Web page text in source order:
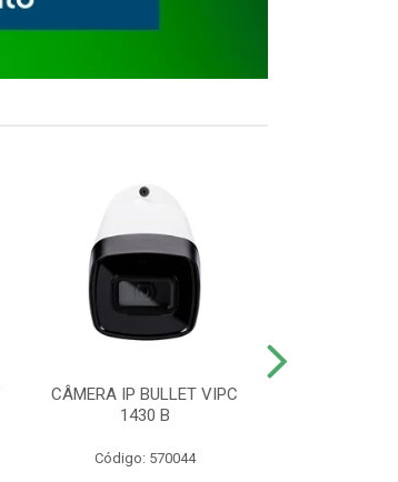
CÂMERA IP BULLET VIPC
1430 B
Código: 570044